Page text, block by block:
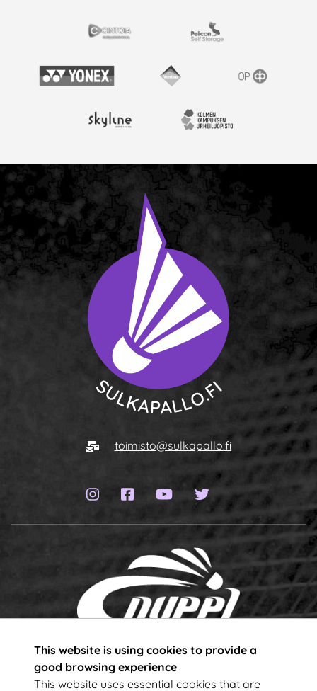
This website is using cookies to provide a
good browsing experience
This website uses essential cookies that are
E-mailtoimisto@sulkapallo.fi
Instagram page
Facebook page
YouTube channel
Twitter page
Subscribe to our newsletter!